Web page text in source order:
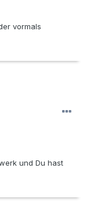
vormals
und Du hast